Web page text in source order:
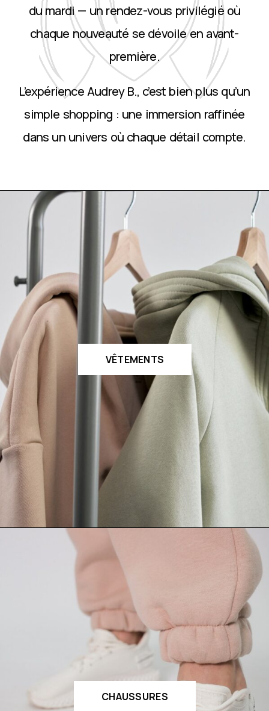
du mardi — un rendez-vous privilégié où
chaque nouveauté se dévoile en avant-
première.
L’expérience Audrey B., c’est bien plus qu’un
simple shopping : une immersion raffinée
dans un univers où chaque détail compte.
VÊTEMENTS
CHAUSSURES